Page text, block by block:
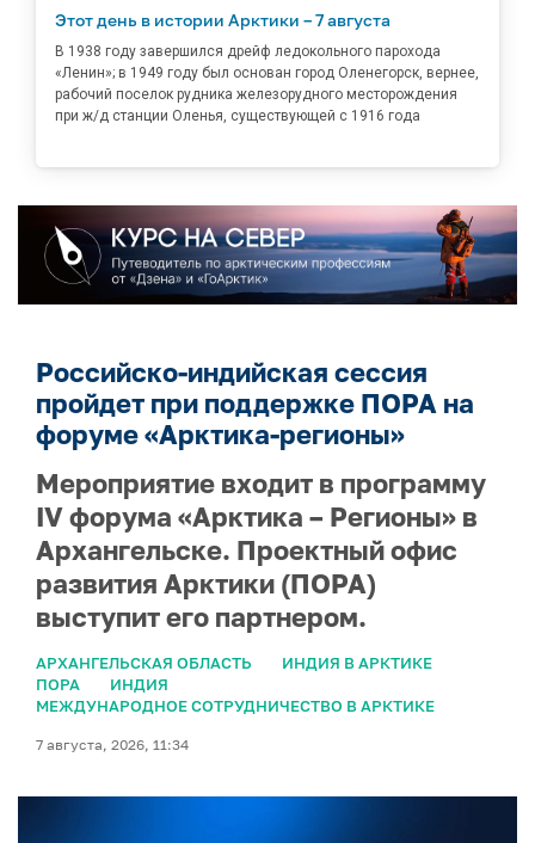
Этот день в истории Арктики – 7 августа
В 1938 году завершился дрейф ледокольного парохода
«Ленин»; в 1949 году был основан город Оленегорск, вернее,
рабочий поселок рудника железорудного месторождения
при ж/д станции Оленья, существующей с 1916 года
Российско-индийская сессия
пройдет при поддержке ПОРА на
форуме «Арктика-регионы»
Мероприятие входит в программу
IV форума «Арктика – Регионы» в
Архангельске. Проектный офис
развития Арктики (ПОРА)
выступит его партнером.
АРХАНГЕЛЬСКАЯ ОБЛАСТЬ
ИНДИЯ В АРКТИКЕ
ПОРА
ИНДИЯ
МЕЖДУНАРОДНОЕ СОТРУДНИЧЕСТВО В АРКТИКЕ
7 августа, 2026, 11:34